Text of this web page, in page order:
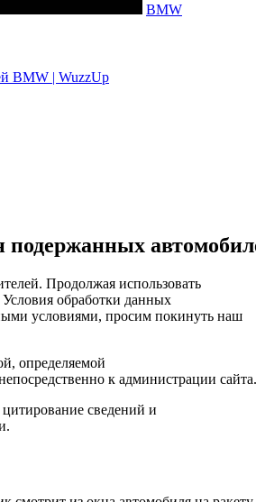
BMW
BMW | WuzzUp
Продолжая использовать
обработки данных
условиями, просим покинуть наш
определяемой
к администрации сайта.
сведений и